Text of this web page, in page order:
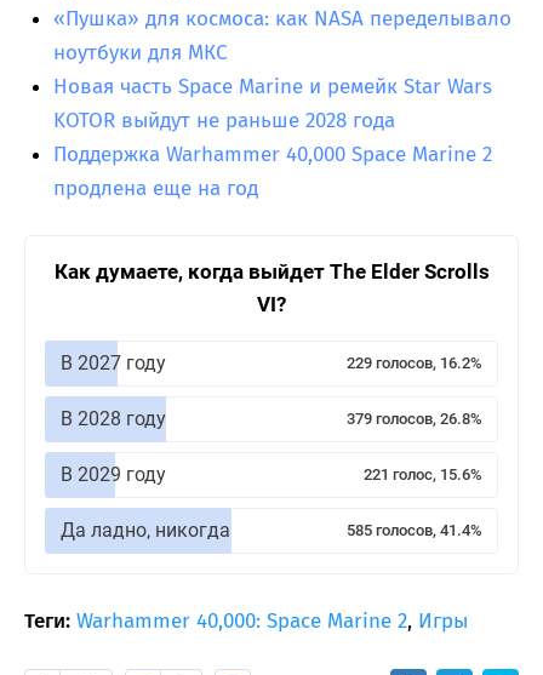
«Пушка» для космоса: как NASA переделывало
ноутбуки для МКС
Новая часть Space Marine и ремейк Star Wars
KOTOR выйдут не раньше 2028 года
Поддержка Warhammer 40,000 Space Marine 2
продлена еще на год
Как думаете, когда выйдет The Elder Scrolls
VI?
В 2027 году 229 голосов, 16.2%
В 2028 году 379 голосов, 26.8%
В 2029 году 221 голос, 15.6%
Да ладно, никогда 585 голосов, 41.4%
Теги: Warhammer 40,000: Space Marine 2, Игры